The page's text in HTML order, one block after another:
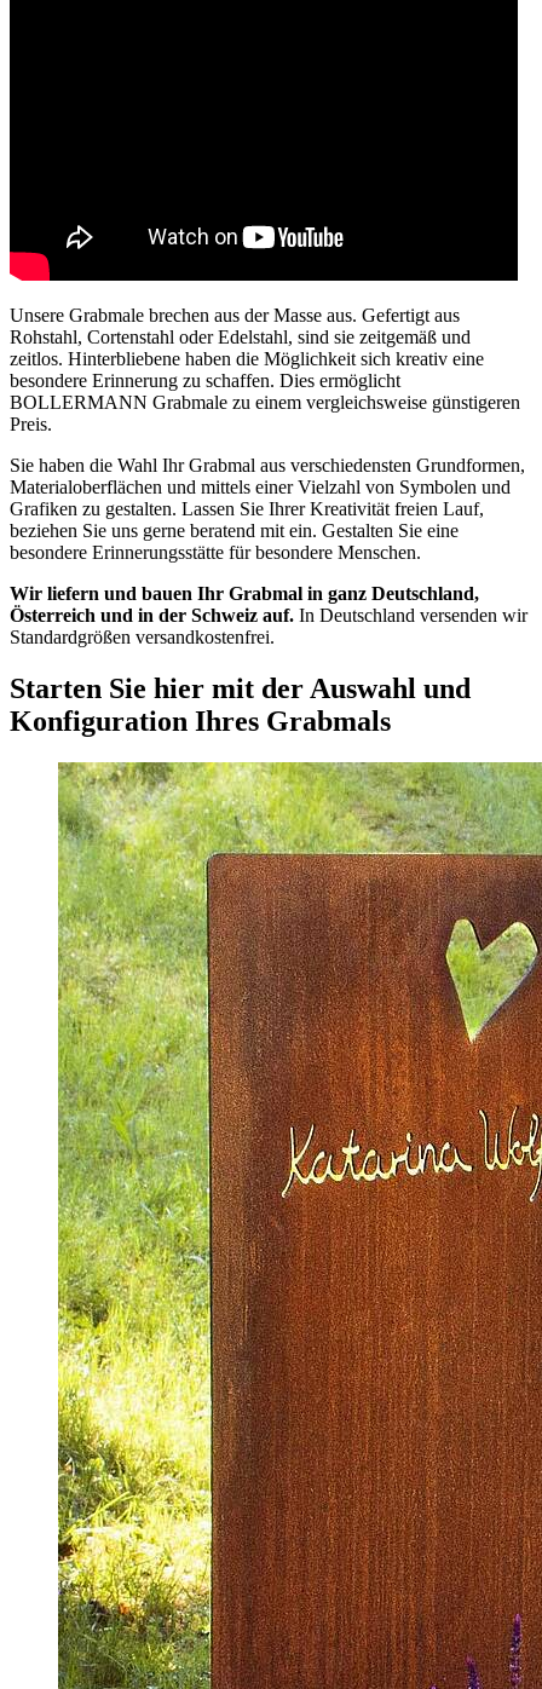
Unsere Grabmale brechen aus der Masse aus. Gefertigt aus
Rohstahl, Cortenstahl oder Edelstahl, sind sie zeitgemäß und
zeitlos. Hinterbliebene haben die Möglichkeit sich kreativ eine
besondere Erinnerung zu schaffen. Dies ermöglicht
BOLLERMANN Grabmale zu einem vergleichsweise günstigeren
Preis.
Sie haben die Wahl Ihr Grabmal aus verschiedensten Grundformen,
Materialoberflächen und mittels einer Vielzahl von Symbolen und
Grafiken zu gestalten. Lassen Sie Ihrer Kreativität freien Lauf,
beziehen Sie uns gerne beratend mit ein. Gestalten Sie eine
besondere Erinnerungsstätte für besondere Menschen.
Wir liefern und bauen Ihr Grabmal in ganz Deutschland,
Österreich und in der Schweiz auf. In Deutschland versenden wir
Standardgrößen versandkostenfrei.
Starten Sie hier mit der Auswahl und
Konfiguration Ihres Grabmals